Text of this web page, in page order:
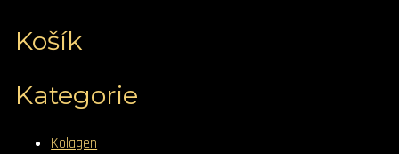
Košík
Kategorie
Kolagen